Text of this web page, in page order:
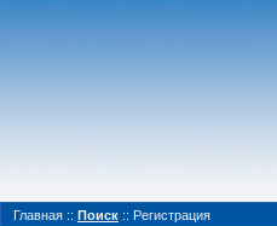
Главная :: Поиск :: Регистрация